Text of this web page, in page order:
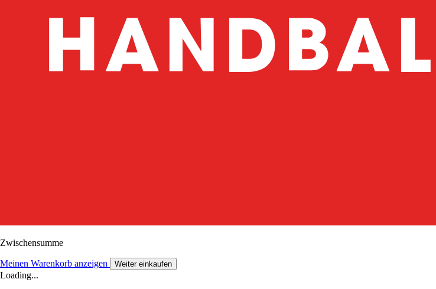
Zwischensumme
Meinen Warenkorb anzeigen Weiter einkaufen
Loading...